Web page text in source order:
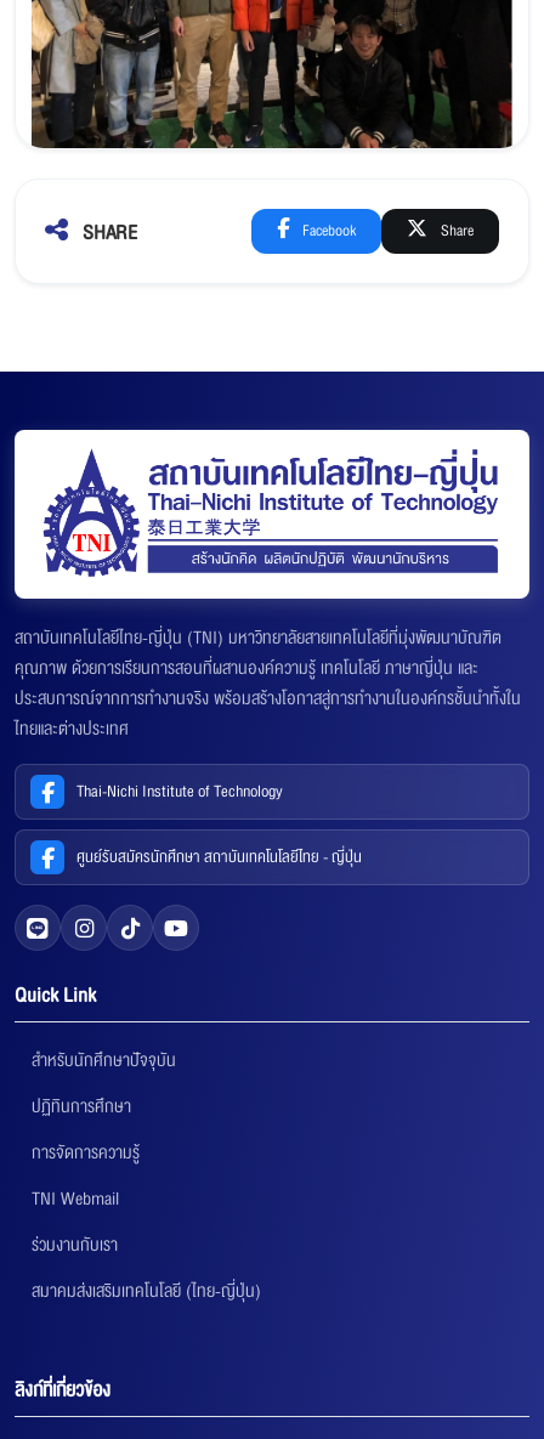
SHARE Facebook Share
สถาบันเทคโนโลยีไทย-ญี่ปุ่น (TNI) มหาวิทยาลัยสายเทคโนโลยีที่มุ่งพัฒนาบัณฑิต
คุณภาพ ด้วยการเรียนการสอนที่ผสานองค์ความรู้ เทคโนโลยี ภาษาญี่ปุ่น และ
ประสบการณ์จากการทำงานจริง พร้อมสร้างโอกาสสู่การทำงานในองค์กรชั้นนำทั้งใน
ไทยและต่างประเทศ
Thai-Nichi Institute of Technology
ศูนย์รับสมัครนักศึกษา สถาบันเทคโนโลยีไทย - ญี่ปุ่น
Quick Link
สำหรับนักศึกษาปัจจุบัน
ปฏิทินการศึกษา
การจัดการความรู้
TNI Webmail
ร่วมงานกับเรา
สมาคมส่งเสริมเทคโนโลยี (ไทย-ญี่ปุ่น)
ลิงก์ที่เกี่ยวข้อง